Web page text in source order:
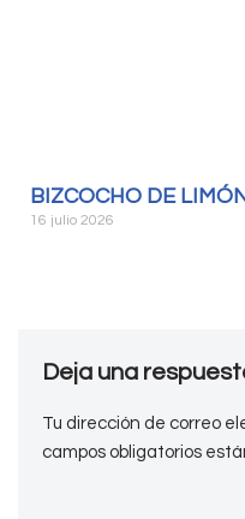
BIZCOCHO DE LIMÓN
16 julio 2026
Deja una
Tu dirección de correo
campos obligatorios